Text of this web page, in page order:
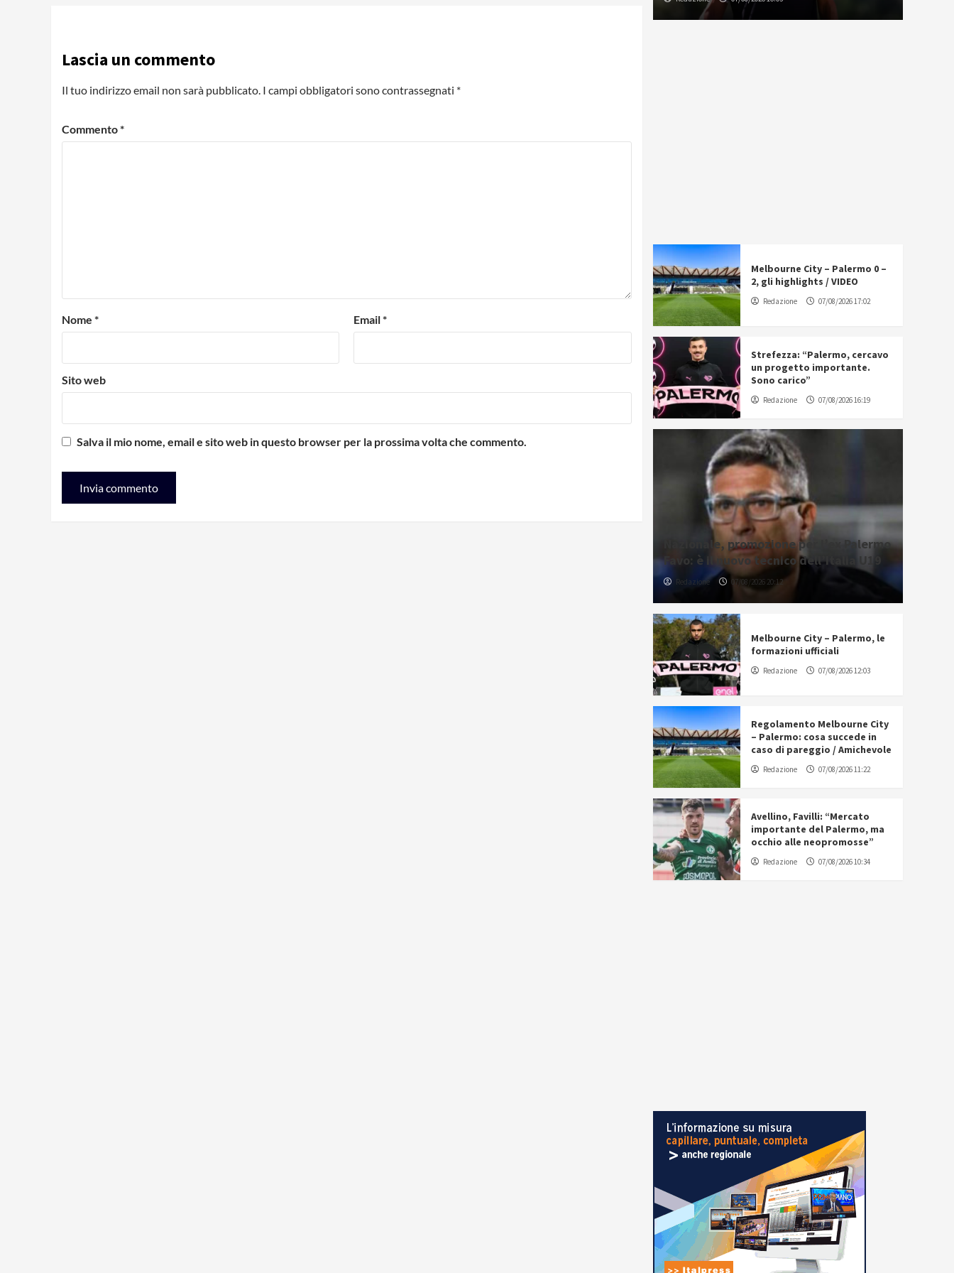
Lascia un commento
Il tuo indirizzo email non sarà pubblicato. I campi obbligatori sono contrassegnati *
Commento*
Nome * Email*
Sito web
Salva il mio nome, email e sito web in questo browser per la prossima volta che commento.
Melbourne City – Palermo 0 –
2, gli highlights / VIDEO
Redazione 07/08/2026 17:02
Strefezza: “Palermo, cercavo
un progetto importante.
Sono carico”
Redazione 07/08/2026 16:19
Nazionale, promozione per l’ex Palermo
Favo: è il nuovo tecnico dell’Italia U19
Redazione 07/08/2026 20:12
Melbourne City – Palermo, le
formazioni ufficiali
Redazione 07/08/2026 12:03
Regolamento Melbourne City
– Palermo: cosa succede in
caso di pareggio / Amichevole
Redazione 07/08/2026 11:22
Avellino, Favilli: “Mercato
importante del Palermo, ma
occhio alle neopromosse”
Redazione 07/08/2026 10:34